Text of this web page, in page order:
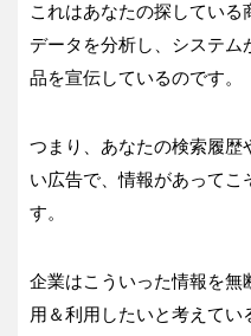
これはあなたの探してい
データを分析し、システ
品を宣伝しているのです。
つまり、あなたの検索履歴
い広告で、情報があってこ
す。
企業はこういった情報を無
用＆利用したいと考えて